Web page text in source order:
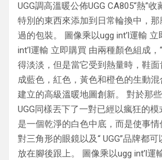
UGG調高溫暖公佈UGG CA805“熱”
特別的東西來添加到日常輪換中，
過的包裝。 圖像乘以ugg int’l運輸
int’l運輸 立即購買 由兩種顏色組成
得淡淡，但是當它受到熱量時，鞋
成藍色，紅色，黃色和橙色的生動
建立的高級溫暖地圖創新。 對於那
UGG同樣丟下了一對已經以瘋狂的模
是一個乾淨的白色中底，而是使事
對三角形的眼鏡以及“ UGG”品牌都
放在腳後跟上。 圖像乘以ugg int’l運